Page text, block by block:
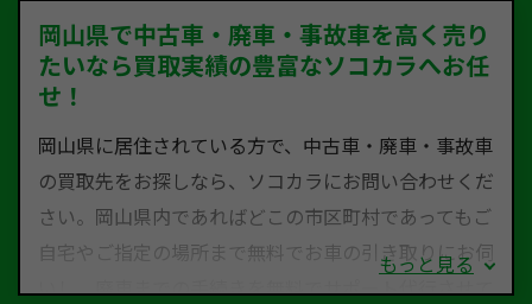
岡山県で中古車・廃車・事故車を高く売り
たいなら買取実績の豊富なソコカラへお任
せ！
岡山県に居住されている方で、中古車・廃車・事故車
の買取先をお探しなら、ソコカラにお問い合わせくだ
さい。岡山県内であればどこの市区町村であってもご
自宅やご指定の場所まで無料でお車の引き取りにお伺
いし、廃車までの手続きを無料でサポート代行させて
もっと見る